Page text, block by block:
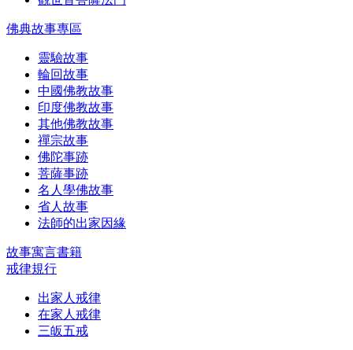
佛典故事專區
靈驗故事
輪回故事
中國佛教故事
印度佛教故事
其他佛教故事
禪宗故事
佛陀事跡
菩薩事跡
名人學佛故事
省人故事
法師的出家因緣
故事寓言書籍
戒律規行
出家人戒律
在家人戒律
三皈五戒